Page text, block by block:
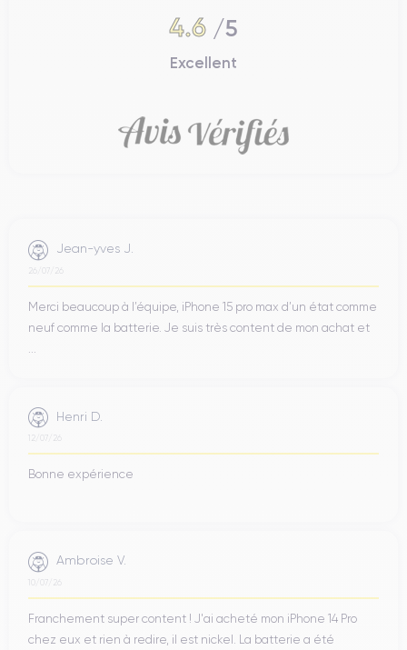
4.6 /5
Excellent
Jean-yves J.
26/07/26
Merci beaucoup à l’équipe, iPhone 15 pro max d’un état comme
neuf comme la batterie. Je suis très content de mon achat et
Henri D.
12/07/26
Bonne expérience
Ambroise V.
10/07/26
Franchement super content ! J'ai acheté mon iPhone 14 Pro
chez eux et rien à redire, il est nickel. La batterie a été